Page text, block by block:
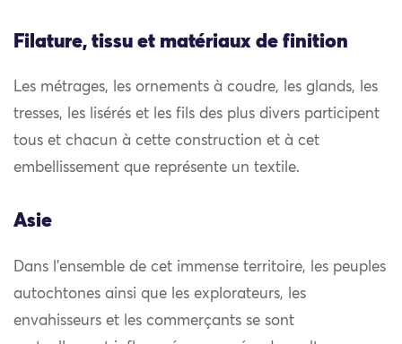
Filature, tissu et matériaux de finition
Les métrages, les ornements à coudre, les glands, les
tresses, les lisérés et les fils des plus divers participent
tous et chacun à cette construction et à cet
embellissement que représente un textile.
Asie
Dans l’ensemble de cet immense territoire, les peuples
autochtones ainsi que les explorateurs, les
envahisseurs et les commerçants se sont